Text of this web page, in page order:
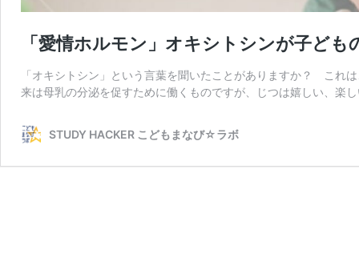
「愛情ホルモン」オキシトシンが子ど
「オキシトシン」という言葉を聞いたことがありますか？ これ
来は母乳の分泌を促すために働くものですが、じつは嬉しい、楽
STUDY HACKER こどもまなび☆ラボ